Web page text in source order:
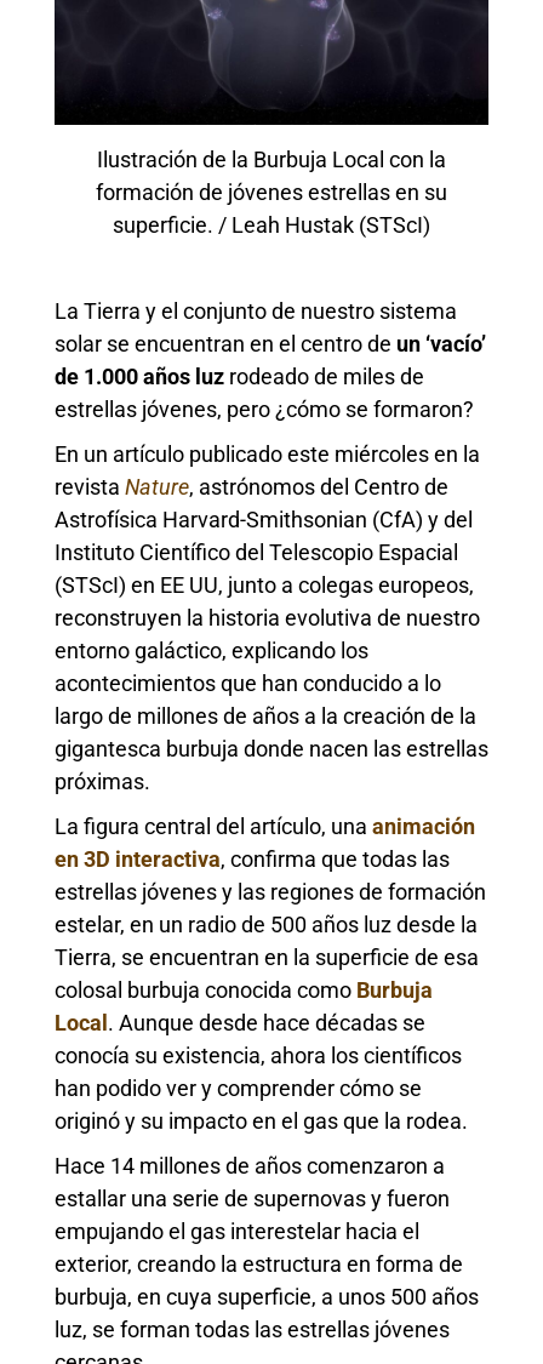
Ilustración de la Burbuja Local con la
formación de jóvenes estrellas en su
superficie. / Leah Hustak (STScI)
La Tierra y el conjunto de nuestro sistema
solar se encuentran en el centro de un ‘vacío’
de 1.000 años luz rodeado de miles de
estrellas jóvenes, pero ¿cómo se formaron?
En un artículo publicado este miércoles en la
revista Nature, astrónomos del Centro de
Astrofísica Harvard-Smithsonian (CfA) y del
Instituto Científico del Telescopio Espacial
(STScI) en EE UU, junto a colegas europeos,
reconstruyen la historia evolutiva de nuestro
entorno galáctico, explicando los
acontecimientos que han conducido a lo
largo de millones de años a la creación de la
gigantesca burbuja donde nacen las estrellas
próximas.
La figura central del artículo, una animación
en 3D interactiva, confirma que todas las
estrellas jóvenes y las regiones de formación
estelar, en un radio de 500 años luz desde la
Tierra, se encuentran en la superficie de esa
colosal burbuja conocida como Burbuja
Local . Aunque desde hace décadas se
conocía su existencia, ahora los científicos
han podido ver y comprender cómo se
originó y su impacto en el gas que la rodea.
Hace 14 millones de años comenzaron a
estallar una serie de supernovas y fueron
empujando el gas interestelar hacia el
exterior, creando la estructura en forma de
burbuja, en cuya superficie, a unos 500 años
luz, se forman todas las estrellas jóvenes